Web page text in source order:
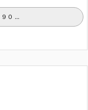
０ ...